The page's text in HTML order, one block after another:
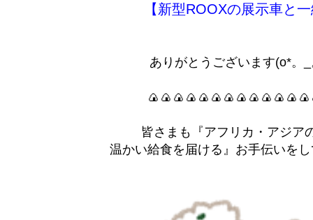
【新型ROOXの展示車と
ありがとうございます(o*。
皆さまも『アフリカ・アジア
温かい給食を届ける』お手伝いを